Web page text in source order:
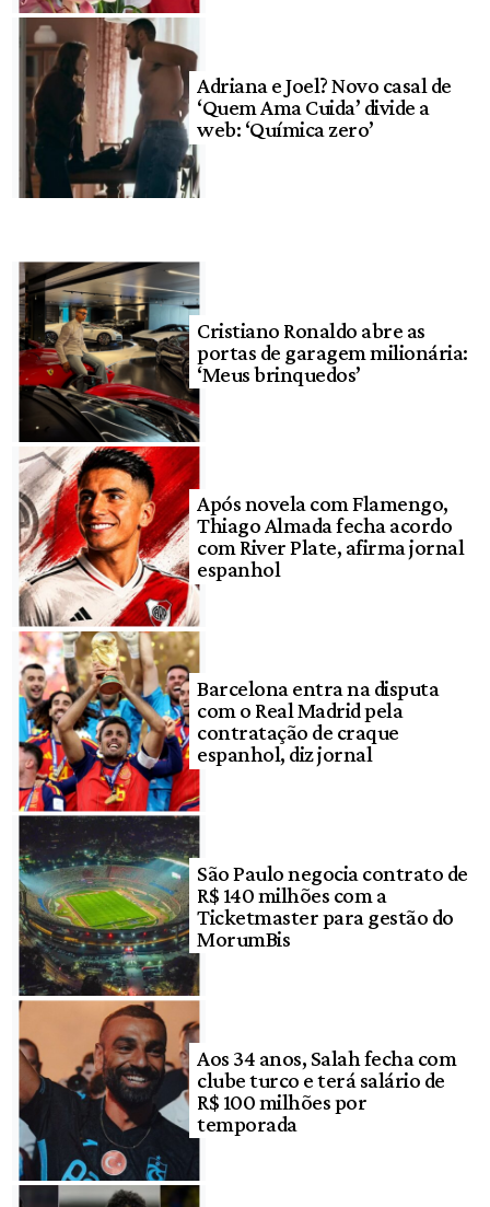
Adriana e Joel? Novo casal de
‘Quem Ama Cuida’ divide a
web: ‘Química zero’
Cristiano Ronaldo abre as
portas de garagem milionária:
‘Meus brinquedos’
Após novela com Flamengo,
Thiago Almada fecha acordo
com River Plate, afirma jornal
espanhol
Barcelona entra na disputa
com o Real Madrid pela
contratação de craque
espanhol, diz jornal
São Paulo negocia contrato de
R$ 140 milhões com a
Ticketmaster para gestão do
MorumBis
Aos 34 anos, Salah fecha com
clube turco e terá salário de
R$ 100 milhões por
temporada